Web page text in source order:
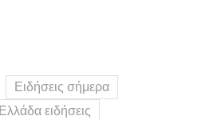
Ειδήσεις σήμερα
Ελλάδα ειδήσεις